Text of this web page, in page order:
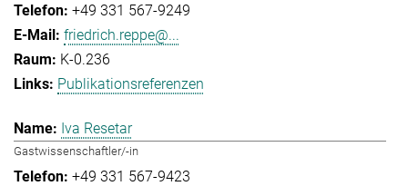
+49 331 567-9249
friedrich.reppe@...
K-0.236
Publikationsreferenzen
Iva Resetar
Gastwissenschaftler/-in
+49 331 567-9423